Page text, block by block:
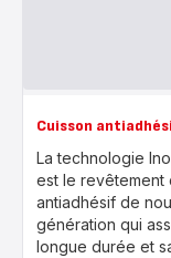
Cuisson
La technologie
est le revêtement
antiadhésif de
génération qui
longue durée et